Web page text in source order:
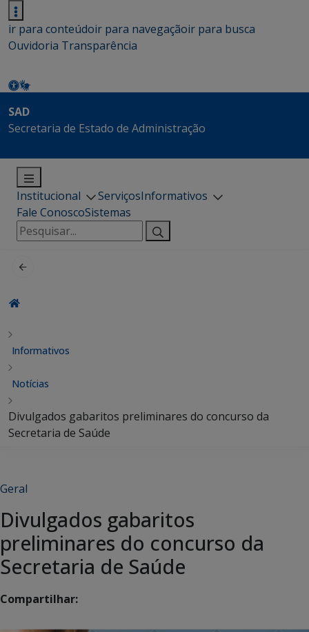
ir para conteúdoir para navegaçãoir para busca
Ouvidoria Transparência
SAD
Secretaria de Estado de Administração
Institucional ServiçosInformativos
Fale ConoscoSistemas
Pesquisar
por:
Informativos
Notícias
Divulgados gabaritos preliminares do concurso da
Secretaria de Saúde
Geral
Divulgados gabaritos
preliminares do concurso da
Secretaria de Saúde
Compartilhar: